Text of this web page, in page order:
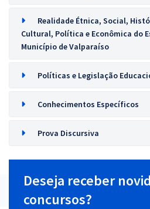
Realidade Étnica, Social,
Cultural, Política e Econômica do
Município de Valparaíso
Políticas e Legislação
Conhecimentos Específicos
Prova Discursiva
Deseja receber
concursos?